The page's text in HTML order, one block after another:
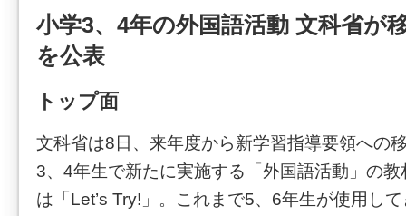
小学3、4年の外国語活動 文科省が
を公表
トップ面
文科省は8日、来年度から新学習指導要領への
3、4年生で新たに実施する「外国語活動」の
は「Let’s Try!」。これまで5、6年生が使用し